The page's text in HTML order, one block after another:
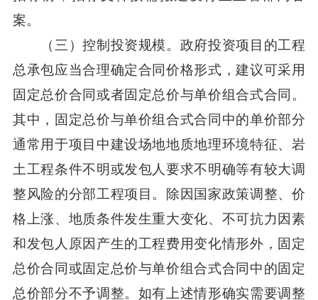
案。
（三）控制投资规模。政府投资项目的工程
总承包应当合理确定合同价格形式，建议可采用
固定总价合同或者固定总价与单价组合式合同。
其中，固定总价与单价组合式合同中的单价部分
通常用于项目中建设场地地质地理环境特征、岩
土工程条件不明或发包人要求不明确等有较大调
整风险的分部工程项目。除因国家政策调整、价
格上涨、地质条件发生重大变化、不可抗力因素
和发包人原因产生的工程费用变化情形外，固定
总价合同或固定总价与单价组合式合同中的固定
总价部分不予调整。如有上述情形确实需要调整